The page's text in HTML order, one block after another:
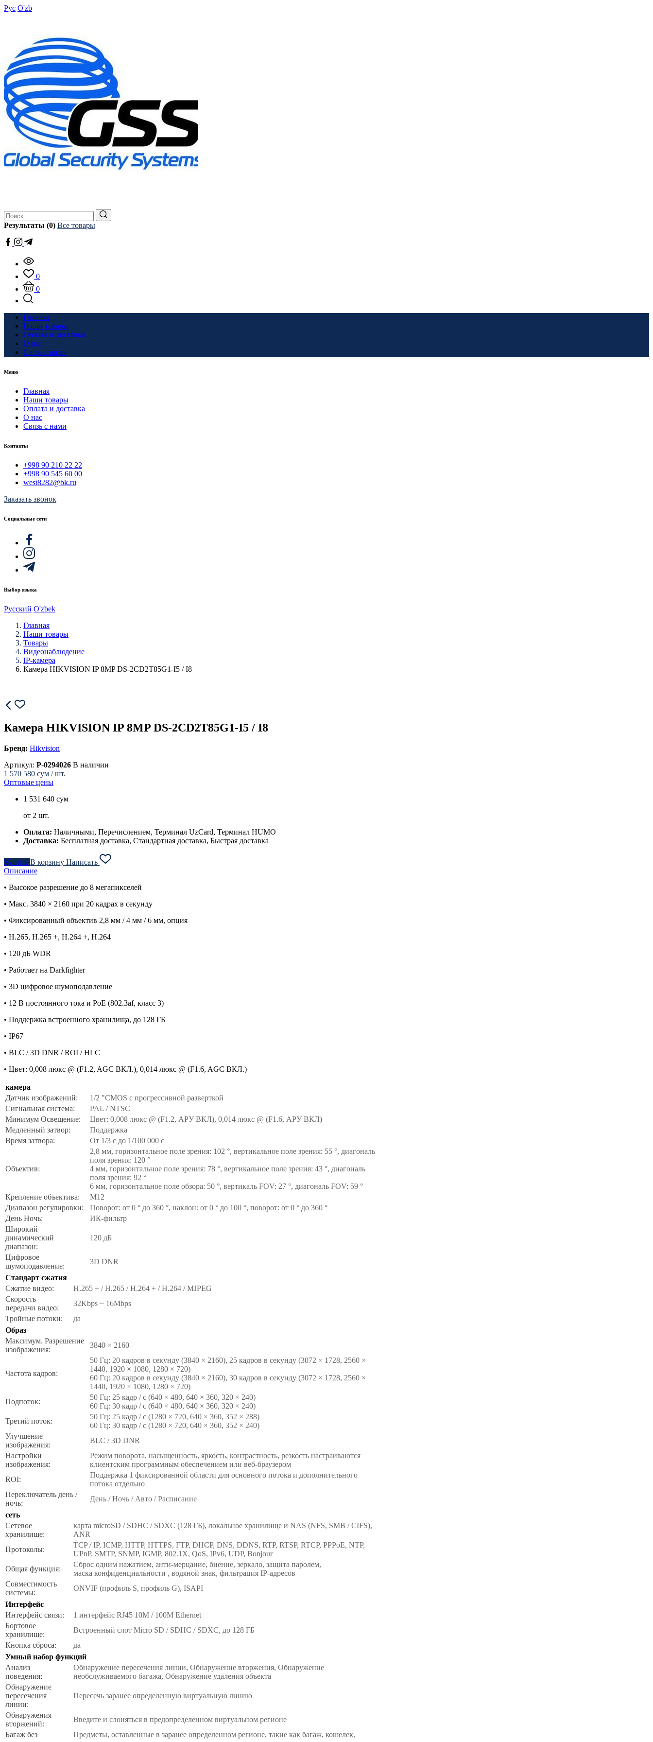
Рус O'zb
Результаты (0) Все товары
0
0
Главная
Наши товары
Оплата и доставка
О нас
Связь с нами
Меню
Главная
Наши товары
Оплата и доставка
О нас
Связь с нами
Контакты
+998 90 210 22 22
+998 90 545 60 00
west8282@bk.ru
Заказать звонок
Социальные сети
Выбор языка
Русский O'zbek
Главная
Наши товары
Товары
Видеонаблюдение
IP-камера
Камера HIKVISION IP 8MP DS-2CD2T85G1-I5 / I8
Камера HIKVISION IP 8MP DS-2CD2T85G1-I5 / I8
Бренд: Hikvision
Артикул: P-0294026 В наличии
1 570 580 сум / шт.
Оптовые цены
1 531 640 сум
от 2 шт.
Оплата: Наличными, Перечислением, Терминал UzCard, Терминал HUMO
Доставка: Бесплатная доставка, Стандартная доставка, Быстрая доставка
Купить В корзину Написать
Описание
• Высокое разрешение до 8 мегапикселей
• Макс. 3840 × 2160 при 20 кадрах в секунду
• Фиксированный объектив 2,8 мм / 4 мм / 6 мм, опция
• H.265, H.265 +, H.264 +, H.264
• 120 дБ WDR
• Работает на Darkfighter
• 3D цифровое шумоподавление
• 12 В постоянного тока и PoE (802.3af, класс 3)
• Поддержка встроенного хранилища, до 128 ГБ
• IP67
• BLC / 3D DNR / ROI / HLC
• Цвет: 0,008 люкс @ (F1.2, AGC ВКЛ.), 0,014 люкс @ (F1.6, AGC ВКЛ.)
камера
Датчик изображений:
1/2 "CMOS с прогрессивной разверткой
Сигнальная система:
PAL / NTSC
Минимум Освещение:
Цвет: 0,008 люкс @ (F1.2, АРУ ВКЛ), 0,014 люкс @ (F1.6, АРУ ВКЛ)
Медленный затвор:
Поддержка
Время затвора:
От 1/3 с до 1/100 000 с
Объектив:
2,8 мм, горизонтальное поле зрения: 102 °, вертикальное поле зрения: 55 °, диагональ
поля зрения: 120 °
4 мм, горизонтальное поле зрения: 78 °, вертикальное поле зрения: 43 °, диагональ
поля зрения: 92 °
6 мм, горизонтальное поле обзора: 50 °, вертикаль FOV: 27 °, диагональ FOV: 59 °
Крепление объектива:
M12
Диапазон регулировки:
Поворот: от 0 ° до 360 °, наклон: от 0 ° до 100 °, поворот: от 0 ° до 360 °
День Ночь:
ИК-фильтр
Широкий
динамический
диапазон:
120 дБ
Цифровое
шумоподавление:
3D DNR
Стандарт сжатия
Сжатие видео:
H.265 + / H.265 / H.264 + / H.264 / MJPEG
Скорость
передачи видео:
32Kbps ~ 16Mbps
Тройные потоки:
да
Образ
Максимум. Разрешение
изображения:
3840 × 2160
Частота кадров:
50 Гц: 20 кадров в секунду (3840 × 2160), 25 кадров в секунду (3072 × 1728, 2560 ×
1440, 1920 × 1080, 1280 × 720)
60 Гц: 20 кадров в секунду (3840 × 2160), 30 кадров в секунду (3072 × 1728, 2560 ×
1440, 1920 × 1080, 1280 × 720)
Подпоток:
50 Гц: 25 кадр / с (640 × 480, 640 × 360, 320 × 240)
60 Гц: 30 кадр / с (640 × 480, 640 × 360, 320 × 240)
Третий поток:
50 Гц: 25 кадр / с (1280 × 720, 640 × 360, 352 × 288)
60 Гц: 30 кадр / с (1280 × 720, 640 × 360, 352 × 240)
Улучшение
изображения:
BLC / 3D DNR
Настройки
изображения:
Режим поворота, насыщенность, яркость, контрастность, резкость настраиваются
клиентским программным обеспечением или веб-браузером
ROI:
Поддержка 1 фиксированной области для основного потока и дополнительного
потока отдельно
Переключатель день /
ночь:
День / Ночь / Авто / Расписание
сеть
Сетевое
хранилище:
карта microSD / SDHC / SDXC (128 ГБ), локальное хранилище и NAS (NFS, SMB / CIFS),
ANR
Протоколы:
TCP / IP, ICMP, HTTP, HTTPS, FTP, DHCP, DNS, DDNS, RTP, RTSP, RTCP, PPPoE, NTP,
UPnP, SMTP, SNMP, IGMP, 802.1X, QoS, IPv6, UDP, Bonjour
Общая функция:
Сброс одним нажатием, анти-мерцание, биение, зеркало, защита паролем,
маска конфиденциальности , водяной знак, фильтрация IP-адресов
Совместимость
системы:
ONVIF (профиль S, профиль G), ISAPI
Интерфейс
Интерфейс связи:
1 интерфейс RJ45 10M / 100M Ethernet
Бортовое
хранилище:
Встроенный слот Micro SD / SDHC / SDXC, до 128 ГБ
Кнопка сброса:
да
Умный набор функций
Анализ
поведения:
Обнаружение пересечения линии, Обнаружение вторжения, Обнаружение
необслуживаемого багажа, Обнаружение удаления объекта
Обнаружение
пересечения
линии:
Пересечь заранее определенную виртуальную линию
Обнаружения
вторжений:
Введите и слоняться в предопределенном виртуальном регионе
Багаж без
Предметы, оставленные в заранее определенном регионе, такие как багаж, кошелек,